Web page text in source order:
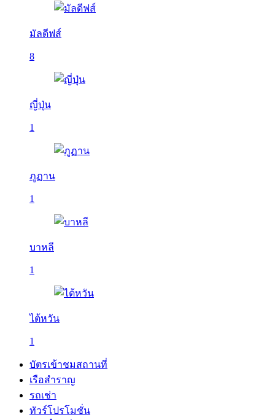
มัลดีฟส์
8
ญี่ปุ่น
1
ภูฏาน
1
บาหลี
1
ไต้หวัน
1
บัตรเข้าชมสถานที่
เรือสำราญ
รถเช่า
ทัวร์โปรโมชั่น